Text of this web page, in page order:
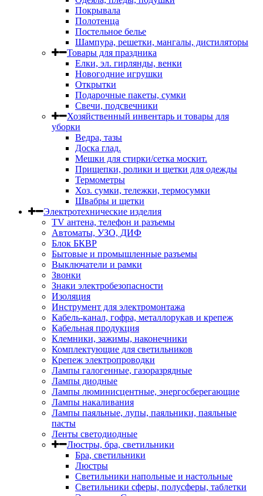
Покрывала
Полотенца
Постельное белье
Шампура, решетки, мангалы, дистиляторы
Товары для праздника
Елки, эл. гирлянды, венки
Новогодние игрушки
Открытки
Подарочные пакеты, сумки
Свечи, подсвечники
Хозяйственный инвентарь и товары для
уборки
Ведра, тазы
Доска глад.
Мешки для стирки/сетка москит.
Прищепки, ролики и щетки для одежды
Термометры
Хоз. сумки, тележки, термосумки
Швабры и щетки
Электротехнические изделия
TV aнтена, телефон и разъемы
Автоматы, УЗО, ДИФ
Блок БКВР
Бытовые и промышленные разъемы
Выключатели и рамки
Звонки
Знаки электробезопасности
Изоляция
Инструмент для электромонтажа
Кабель-канал, гофра, металлорукав и крепеж
Кабельная продукция
Клемники, зажимы, наконечники
Комплектующие для светильников
Крепеж электропроводки
Лампы галогенные, газоразрядные
Лампы диодные
Лампы люминисцентные, энергосберегающие
Лампы накаливания
Лампы паяльные, лупы, паяльники, паяльные
пасты
Ленты светодиодные
Люстры, бра, светильники
Бра, светильники
Люстры
Светильники напольные и настольные
Светильники сферы, полусферы, таблетки